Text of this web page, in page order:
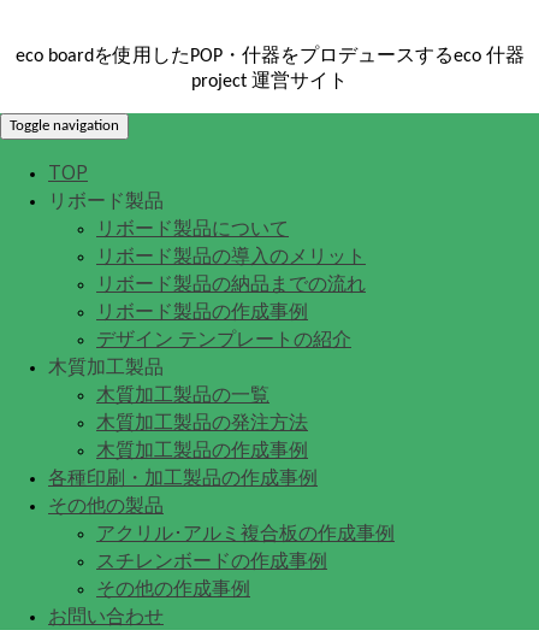
eco boardを使用したPOP・什器をプロデュースするeco 什器
project 運営サイト
Toggle navigation
TOP
リボード製品
リボード製品について
リボード製品の導入のメリット
リボード製品の納品までの流れ
リボード製品の作成事例
デザイン テンプレートの紹介
木質加工製品
木質加工製品の一覧
木質加工製品の発注方法
木質加工製品の作成事例
各種印刷・加工製品の作成事例
その他の製品
アクリル･アルミ複合板の作成事例
スチレンボードの作成事例
その他の作成事例
お問い合わせ